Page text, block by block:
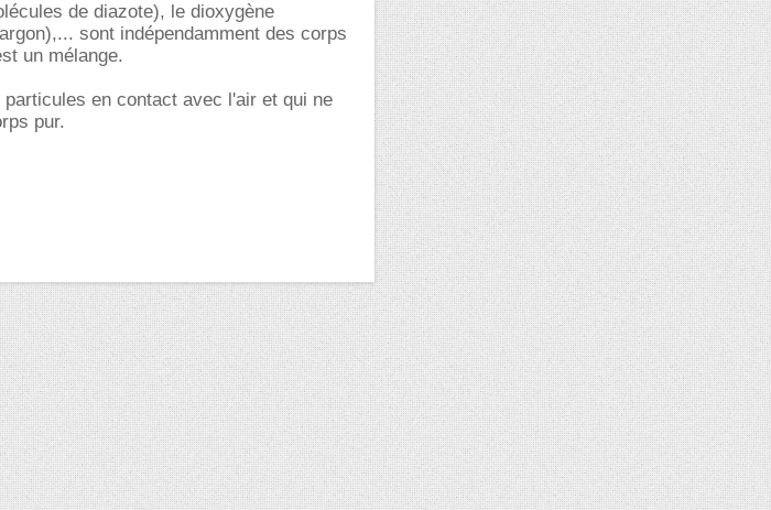
de diazote), le dioxygène
sont indépendamment des corps
un mélange.
en contact avec l'air et qui ne
pur.